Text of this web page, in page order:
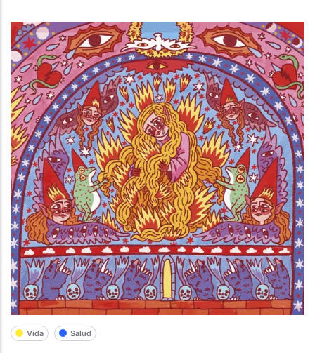
Vida Salud